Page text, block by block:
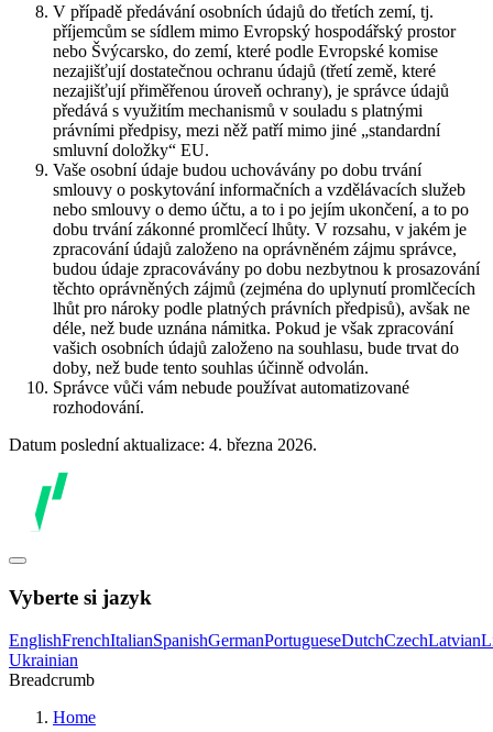
V případě předávání osobních údajů do třetích zemí, tj.
příjemcům se sídlem mimo Evropský hospodářský prostor
nebo Švýcarsko, do zemí, které podle Evropské komise
nezajišťují dostatečnou ochranu údajů (třetí země, které
nezajišťují přiměřenou úroveň ochrany), je správce údajů
předává s využitím mechanismů v souladu s platnými
právními předpisy, mezi něž patří mimo jiné „standardní
smluvní doložky“ EU.
Vaše osobní údaje budou uchovávány po dobu trvání
smlouvy o poskytování informačních a vzdělávacích služeb
nebo smlouvy o demo účtu, a to i po jejím ukončení, a to po
dobu trvání zákonné promlčecí lhůty. V rozsahu, v jakém je
zpracování údajů založeno na oprávněném zájmu správce,
budou údaje zpracovávány po dobu nezbytnou k prosazování
těchto oprávněných zájmů (zejména do uplynutí promlčecích
lhůt pro nároky podle platných právních předpisů), avšak ne
déle, než bude uznána námitka. Pokud je však zpracování
vašich osobních údajů založeno na souhlasu, bude trvat do
doby, než bude tento souhlas účinně odvolán.
Správce vůči vám nebude používat automatizované
rozhodování.
Datum poslední aktualizace: 4. března 2026.
Vyberte si jazyk
EnglishFrenchItalianSpanishGermanPortugueseDutchCzechLatvian
Ukrainian
Breadcrumb
Home